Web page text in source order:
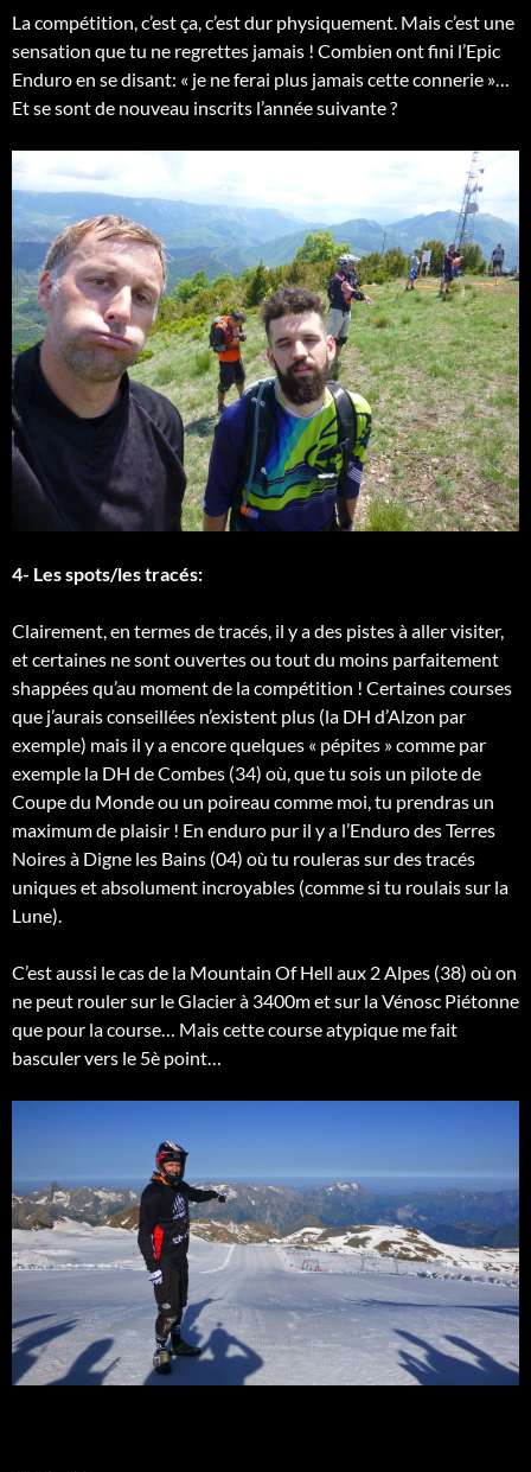
La compétition, c’est ça, c’est dur physiquement. Mais c’est une
sensation que tu ne regrettes jamais ! Combien ont fini l’Epic
Enduro en se disant: « je ne ferai plus jamais cette connerie »…
Et se sont de nouveau inscrits l’année suivante ?
4- Les spots/les tracés:
Clairement, en termes de tracés, il y a des pistes à aller visiter,
et certaines ne sont ouvertes ou tout du moins parfaitement
shappées qu’au moment de la compétition ! Certaines courses
que j’aurais conseillées n’existent plus (la DH d’Alzon par
exemple) mais il y a encore quelques « pépites » comme par
exemple la DH de Combes (34) où, que tu sois un pilote de
Coupe du Monde ou un poireau comme moi, tu prendras un
maximum de plaisir ! En enduro pur il y a l’Enduro des Terres
Noires à Digne les Bains (04) où tu rouleras sur des tracés
uniques et absolument incroyables (comme si tu roulais sur la
Lune).
C’est aussi le cas de la Mountain Of Hell aux 2 Alpes (38) où on
ne peut rouler sur le Glacier à 3400m et sur la Vénosc Piétonne
que pour la course… Mais cette course atypique me fait
basculer vers le 5è point…